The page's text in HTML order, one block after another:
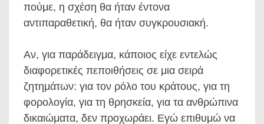
πούμε, η σχέση θα ήταν έντονα
αντιπαραθετική, θα ήταν συγκρουσιακή.
Αν, για παράδειγμα, κάποιος είχε εντελώς
διαφορετικές πεποιθήσεις σε μια σειρά
ζητημάτων: για τον ρόλο του κράτους, για τη
φορολογία, για τη θρησκεία, για τα ανθρώπινα
δικαιώματα, δεν προχωράει. Εγώ επιθυμώ να